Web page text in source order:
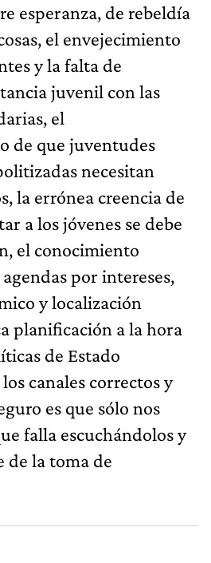
esperanza, de rebeldía
el envejecimiento
y la falta de
juvenil con las
el
de que juventudes
necesitan
la errónea creencia de
a los jóvenes se debe
el conocimiento
por intereses,
y localización
planificación a la hora
de Estado
canales correctos y
es que sólo nos
falla escuchándolos y
de la toma de